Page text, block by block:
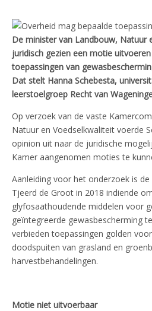
De minister van Landbouw, Natuur
juridisch gezien een motie
toepassingen van
Dat stelt Hanna Schebesta,
leerstoelgroep Recht van
Op verzoek van de vaste
Natuur en Voedselkwaliteit voerde
opinion uit naar de juridische
Kamer aangenomen moties te
Aanleiding voor het onderzoek is
Tjeerd de Groot in 2018 indiende
glyfosaathoudende middelen voor
geïntegreerde gewasbescherming
verbieden toepassingen golden
doodspuiten van grasland en
harvestbehandelingen.
Motie niet uitvoerbaar